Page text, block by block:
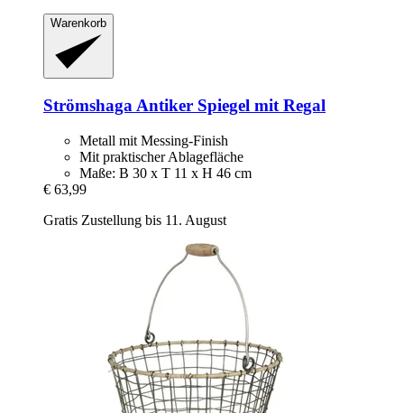
Warenkorb
Strömshaga Antiker Spiegel mit Regal
Metall mit Messing-Finish
Mit praktischer Ablagefläche
Maße: B 30 x T 11 x H 46 cm
€ 63,99
Gratis Zustellung bis 11. August